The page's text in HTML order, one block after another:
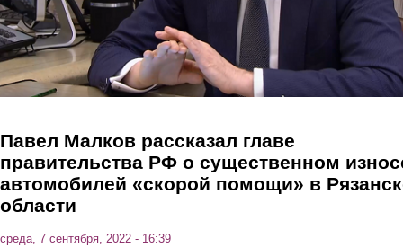
Павел Малков рассказал главе
правительства РФ о существенном
автомобилей «скорой помощи» в
области
среда, 7 сентября, 2022 - 16:39